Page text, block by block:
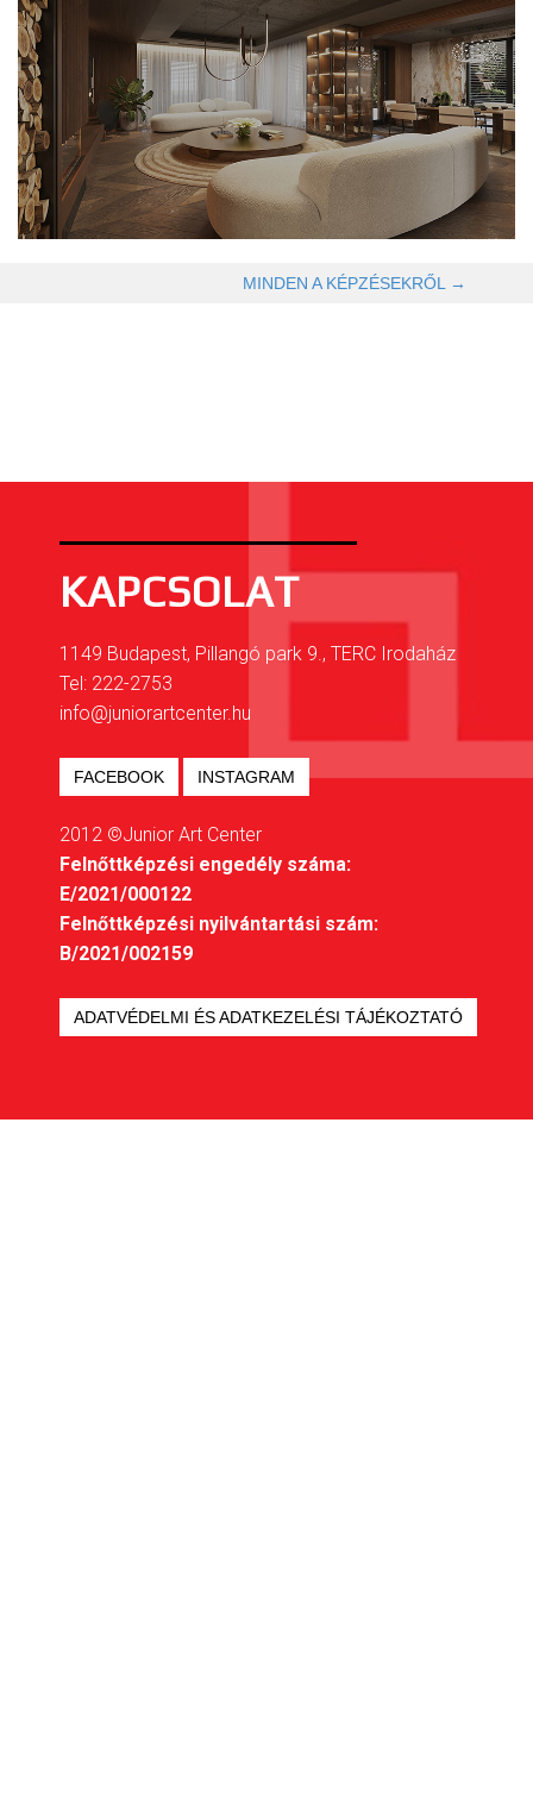
MINDEN A KÉPZÉSEKRŐL →
KAPCSOLAT
1149 Budapest, Pillangó park 9., TERC Irodaház
Tel: 222-2753
info@juniorartcenter.hu
FACEBOOK INSTAGRAM
2012 ©Junior Art Center
Felnőttképzési engedély száma:
E/2021/000122
Felnőttképzési nyilvántartási szám:
B/2021/002159
ADATVÉDELMI ÉS ADATKEZELÉSI TÁJÉKOZTATÓ